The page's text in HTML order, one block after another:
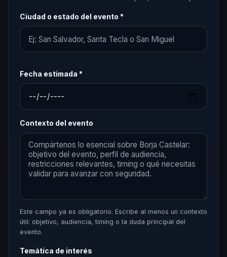
Ciudad o estado del evento *
Fecha estimada *
Contexto del evento
Este campo ya es obligatorio. Escribe al menos un contexto
útil: objetivo, audiencia, timing o la duda principal del
evento.
Temática de interés